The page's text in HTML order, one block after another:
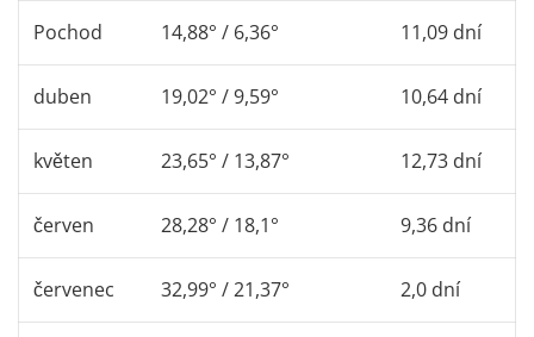
Pochod 14,88° / 6,36° 11,09 dní
duben 19,02° / 9,59° 10,64 dní
květen 23,65° / 13,87° 12,73 dní
červen 28,28° / 18,1° 9,36 dní
červenec 32,99° / 21,37° 2,0 dní